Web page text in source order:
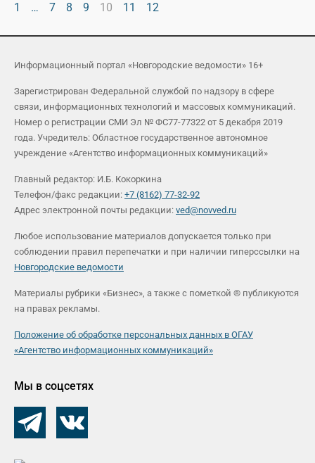
1 … 7 8 9 10 11 12
Информационный портал «Новгородские ведомости» 16+
Зарегистрирован Федеральной службой по надзору в сфере
связи, информационных технологий и массовых коммуникаций.
Номер о регистрации СМИ Эл № ФС77-77322 от 5 декабря 2019
года. Учредитель: Областное государственное автономное
учреждение «Агентство информационных коммуникаций»
Главный редактор: И.Б. Кокоркина
Телефон/факс редакции: +7 (8162) 77-32-92
Адрес электронной почты редакции: ved@novved.ru
Любое использование материалов допускается только при
соблюдении правил перепечатки и при наличии гиперссылки на
Новгородские ведомости
Материалы рубрики «Бизнес», а также с пометкой ® публикуются
на правах рекламы.
Положение об обработке персональных данных в ОГАУ
«Агентство информационных коммуникаций»
Мы в соцсетях